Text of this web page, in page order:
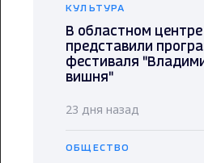
КУЛЬТУРА
В областном центре
представили
фестиваля
вишня"
23 дня назад
ОБЩЕСТВО